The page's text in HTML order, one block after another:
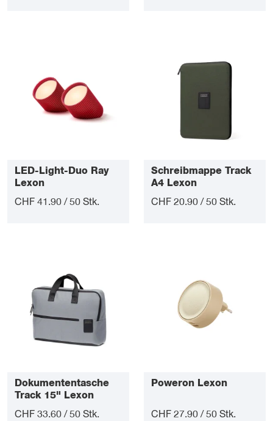
LED-Light-Duo Ray
Lexon
CHF 41.90 / 50 Stk.
Schreibmappe Track
A4 Lexon
CHF 20.90 / 50 Stk.
Dokumententasche
Track 15" Lexon
CHF 33.60 / 50 Stk.
Poweron Lexon
CHF 27.90 / 50 Stk.